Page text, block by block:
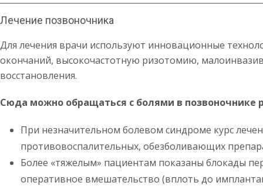
Лечение позвоночника
Для лечения врачи используют инновационные
окончаний, высокочастотную ризотомию,
восстановления.
Сюда можно обращаться с болями в позвоночнике
При незначительном болевом синдроме курс
противовоспалительных, обезболивающих
Более «тяжелым» пациентам показаны блокады
оперативное вмешательство (вплоть до